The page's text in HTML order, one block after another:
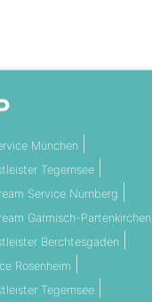
München
Tegernsee
Service Nürnberg
Garmisch-Partenkirchen
Berchtesgaden
Rosenheim
Tegernsee